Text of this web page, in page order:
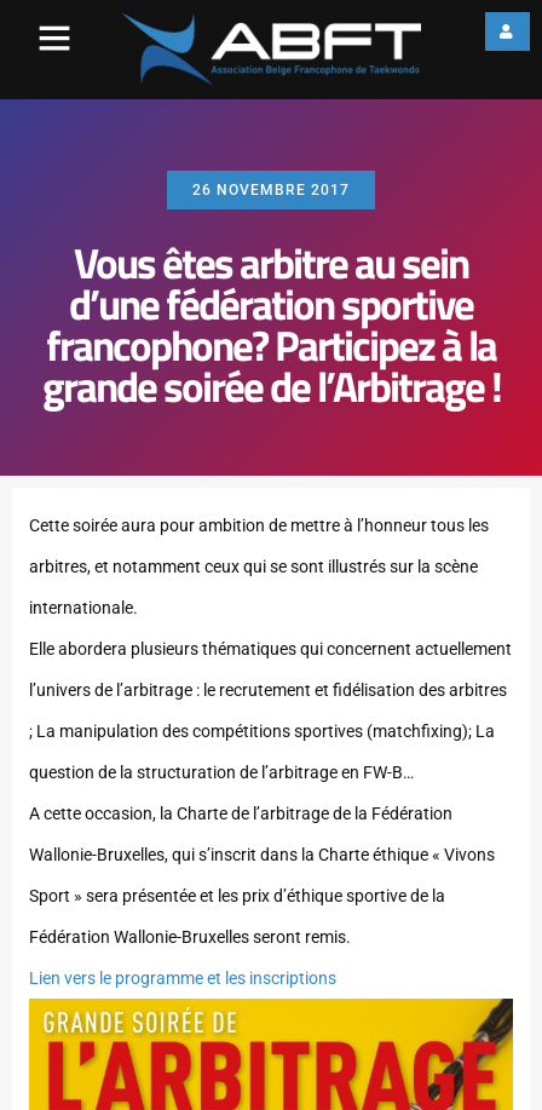
26 NOVEMBRE 2017
Vous êtes arbitre au sein
d’une fédération sportive
francophone? Participez à la
grande soirée de l’Arbitrage !
Cette soirée aura pour ambition de mettre à l’honneur tous les
arbitres, et notamment ceux qui se sont illustrés sur la scène
internationale.
Elle abordera plusieurs thématiques qui concernent actuellement
l’univers de l’arbitrage : le recrutement et fidélisation des arbitres
; La manipulation des compétitions sportives (matchfixing); La
question de la structuration de l’arbitrage en FW-B…
A cette occasion, la Charte de l’arbitrage de la Fédération
Wallonie-Bruxelles, qui s’inscrit dans la Charte éthique « Vivons
Sport » sera présentée et les prix d’éthique sportive de la
Fédération Wallonie-Bruxelles seront remis.
Lien vers le programme et les inscriptions